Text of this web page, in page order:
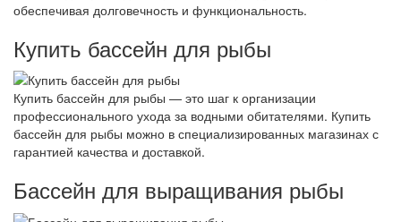
обеспечивая долговечность и функциональность.
Купить бассейн для рыбы
Купить бассейн для рыбы — это шаг к организации
профессионального ухода за водными обитателями. Купить
бассейн для рыбы можно в специализированных магазинах с
гарантией качества и доставкой.
Бассейн для выращивания рыбы